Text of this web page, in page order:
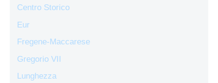
Centro Storico
Eur
Fregene-Maccarese
Gregorio VII
Lunghezza